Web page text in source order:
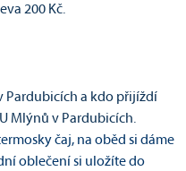
200 Kč.
Pardubicích a kdo přijíždí
Mlýnů v Pardubicích.
čaj, na oběd si dáme
oblečení si uložíte do